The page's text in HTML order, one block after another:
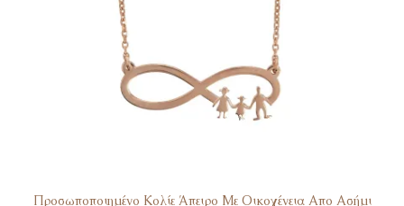
Προσωποποιημένο Κολίε Άπειρο Με Οικογένεια Απο Ασήμι